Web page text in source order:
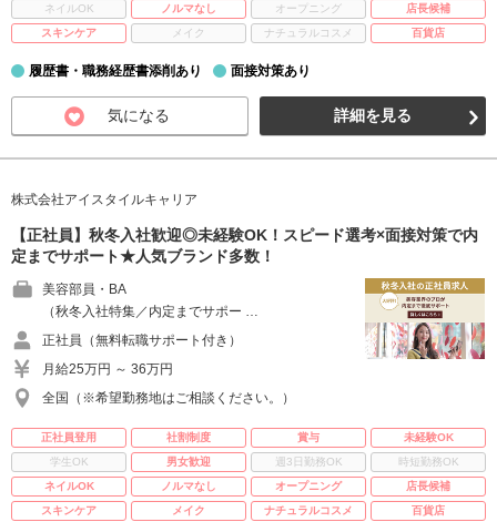
ネイルOK
ノルマなし オープニング
店長候補
スキンケア
メイク ナチュラルコスメ 百貨店
履歴書・職務経歴書添削あり 面接対策あり
気になる 詳細を見る
株式会社アイスタイルキャリア
【正社員】秋冬入社歓迎◎未経験OK！スピード選考×面接対策で内
定までサポート★人気ブランド多数！
美容部員・BA
（秋冬入社特集／内定までサポー …
正社員（無料転職サポート付き）
月給25万円 ～ 36万円
全国（※希望勤務地はご相談ください。）
正社員登用 社割制度 賞与
未経験OK
学生OK
男女歓迎 週3日勤務OK
時短勤務OK
ネイルOK
ノルマなし オープニング
店長候補
スキンケア
メイク ナチュラルコスメ 百貨店